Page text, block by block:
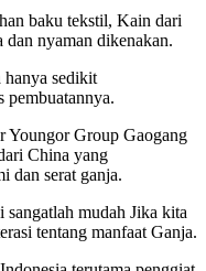
baku tekstil, Kain dari
dan nyaman dikenakan.
hanya sedikit
pembuatannya.
Youngor Group Gaogang
China yang
dan serat ganja.
mudah Jika kita
tentang manfaat Ganja.